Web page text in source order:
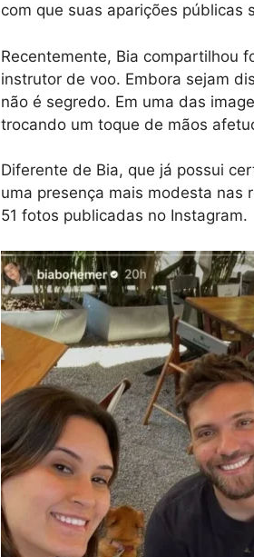
com que suas aparições públicas
Recentemente, Bia compartilhou
instrutor de voo. Embora sejam
não é segredo. Em uma das
trocando um toque de mãos
Diferente de Bia, que já possui
uma presença mais modesta nas
51 fotos publicadas no Instagram.